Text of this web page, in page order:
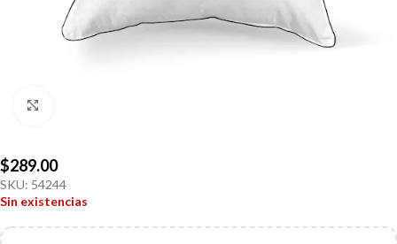
$289.00
SKU: 54244
Sin existencias